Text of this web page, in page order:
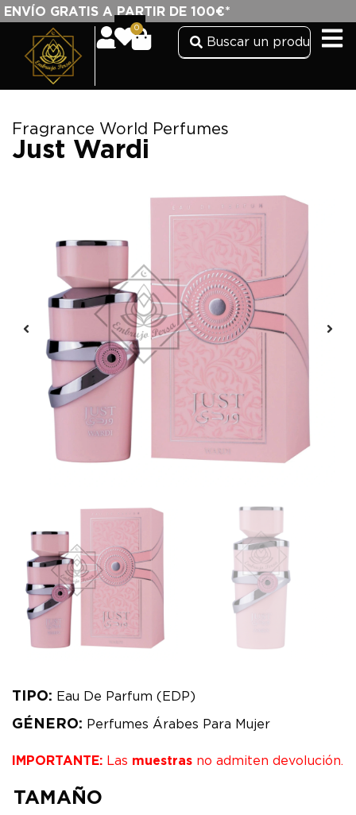
ENVÍO GRATIS A PARTIR DE 100€*
0
Fragrance World Perfumes
Just Wardi
TIPO: Eau De Parfum (EDP)
GÉNERO: Perfumes Árabes Para Mujer
IMPORTANTE: Las muestras no admiten devolución.
TAMAÑO